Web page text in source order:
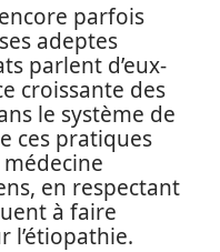
parfois
adeptes
parlent d’eux-
croissante des
le système de
ces pratiques
en respectant
à faire
l’étiopathie.